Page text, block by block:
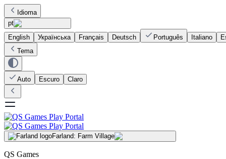
Idioma
pt
English
Українська Français Deutsch Português Italiano
Tema
Auto Escuro Claro
Farland: Farm Village
QS Games